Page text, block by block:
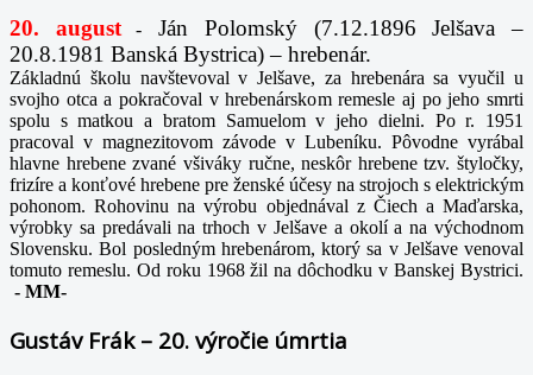
20. august-
Ján Polomský (7.12.1896 Jelšava –
20.8.1981 Banská Bystrica) – hrebenár.
Základnú školu navštevoval v Jelšave, za hrebenára sa vyučil u
svojho otca a pokračoval v hrebenárskom remesle aj po jeho smrti
spolu s matkou a bratom Samuelom v jeho dielni. Po r. 1951
pracoval v magnezitovom závode v Lubeníku. Pôvodne vyrábal
hlavne hrebene zvané všiváky ručne, neskôr hrebene tzv. štyločky,
frizíre a konťové hrebene pre ženské účesy na strojoch s elektrickým
pohonom. Rohovinu na výrobu objednával z Čiech a Maďarska,
výrobky sa predávali na trhoch v Jelšave a okolí a na východnom
Slovensku. Bol posledným hrebenárom, ktorý sa v Jelšave venoval
tomuto remeslu. Od roku 1968 žil na dôchodku v Banskej Bystrici.
- MM-
Gustáv Frák – 20. výročie úmrtia